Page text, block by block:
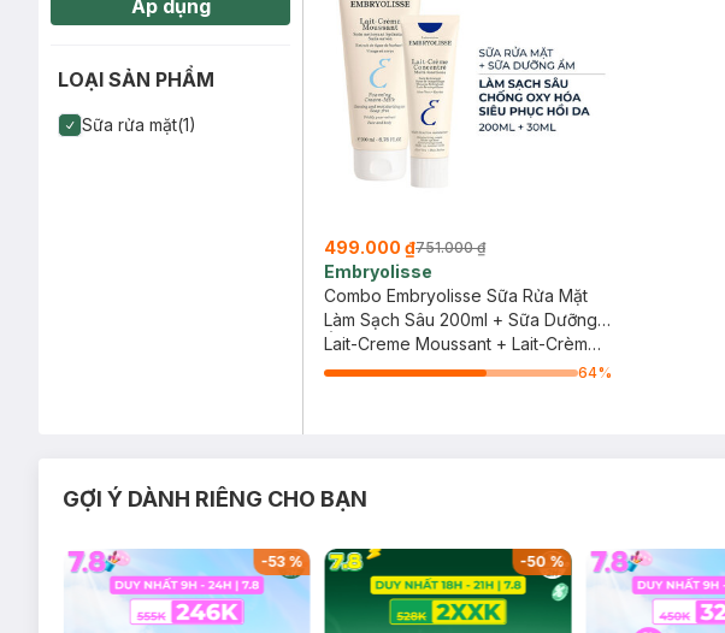
Áp dụng
LOẠI SẢN PHẨM
Sữa rửa mặt(1)
499.000 ₫751.000 ₫
Embryolisse
Combo Embryolisse Sữa Rửa Mặt
Làm Sạch Sâu 200ml + Sữa Dưỡng
Ẩm Siêu Phục Hồi Da 30ml
Lait-Creme Moussant + Lait-Crème
Concentré
64%
GỢI Ý DÀNH RIÊNG CHO BẠN
-53% -50 %